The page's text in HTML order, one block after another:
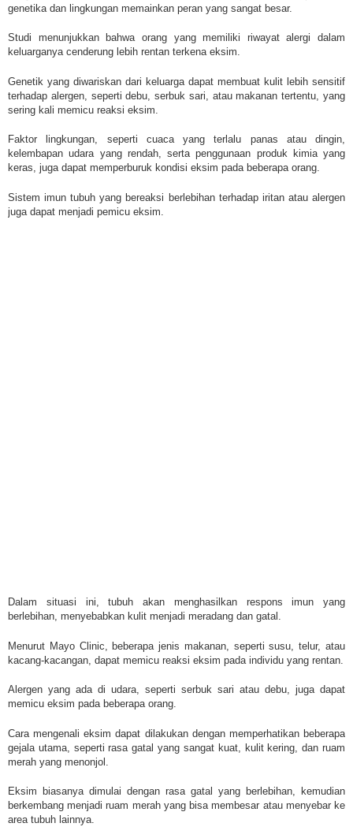
genetika dan lingkungan memainkan peran yang sangat besar.
Studi menunjukkan bahwa orang yang memiliki riwayat alergi dalam
keluarganya cenderung lebih rentan terkena eksim.
Genetik yang diwariskan dari keluarga dapat membuat kulit lebih sensitif
terhadap alergen, seperti debu, serbuk sari, atau makanan tertentu, yang
sering kali memicu reaksi eksim.
Faktor lingkungan, seperti cuaca yang terlalu panas atau dingin,
kelembapan udara yang rendah, serta penggunaan produk kimia yang
keras, juga dapat memperburuk kondisi eksim pada beberapa orang.
Sistem imun tubuh yang bereaksi berlebihan terhadap iritan atau alergen
juga dapat menjadi pemicu eksim.
Dalam situasi ini, tubuh akan menghasilkan respons imun yang
berlebihan, menyebabkan kulit menjadi meradang dan gatal.
Menurut Mayo Clinic, beberapa jenis makanan, seperti susu, telur, atau
kacang-kacangan, dapat memicu reaksi eksim pada individu yang rentan.
Alergen yang ada di udara, seperti serbuk sari atau debu, juga dapat
memicu eksim pada beberapa orang.
Cara mengenali eksim dapat dilakukan dengan memperhatikan beberapa
gejala utama, seperti rasa gatal yang sangat kuat, kulit kering, dan ruam
merah yang menonjol.
Eksim biasanya dimulai dengan rasa gatal yang berlebihan, kemudian
berkembang menjadi ruam merah yang bisa membesar atau menyebar ke
area tubuh lainnya.